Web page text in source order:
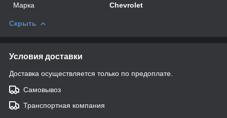
Марка
Chevrolet
Скрыть
Условия доставки
Доставка осуществляется только по предоплате.
Самовывоз
Транспортная компания